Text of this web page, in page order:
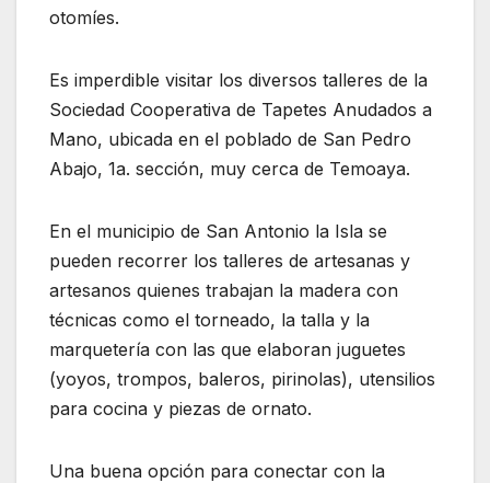
otomíes.
Es imperdible visitar los diversos talleres de la
Sociedad Cooperativa de Tapetes Anudados a
Mano, ubicada en el poblado de San Pedro
Abajo, 1a. sección, muy cerca de Temoaya.
En el municipio de San Antonio la Isla se
pueden recorrer los talleres de artesanas y
artesanos quienes trabajan la madera con
técnicas como el torneado, la talla y la
marquetería con las que elaboran juguetes
(yoyos, trompos, baleros, pirinolas), utensilios
para cocina y piezas de ornato.
Una buena opción para conectar con la